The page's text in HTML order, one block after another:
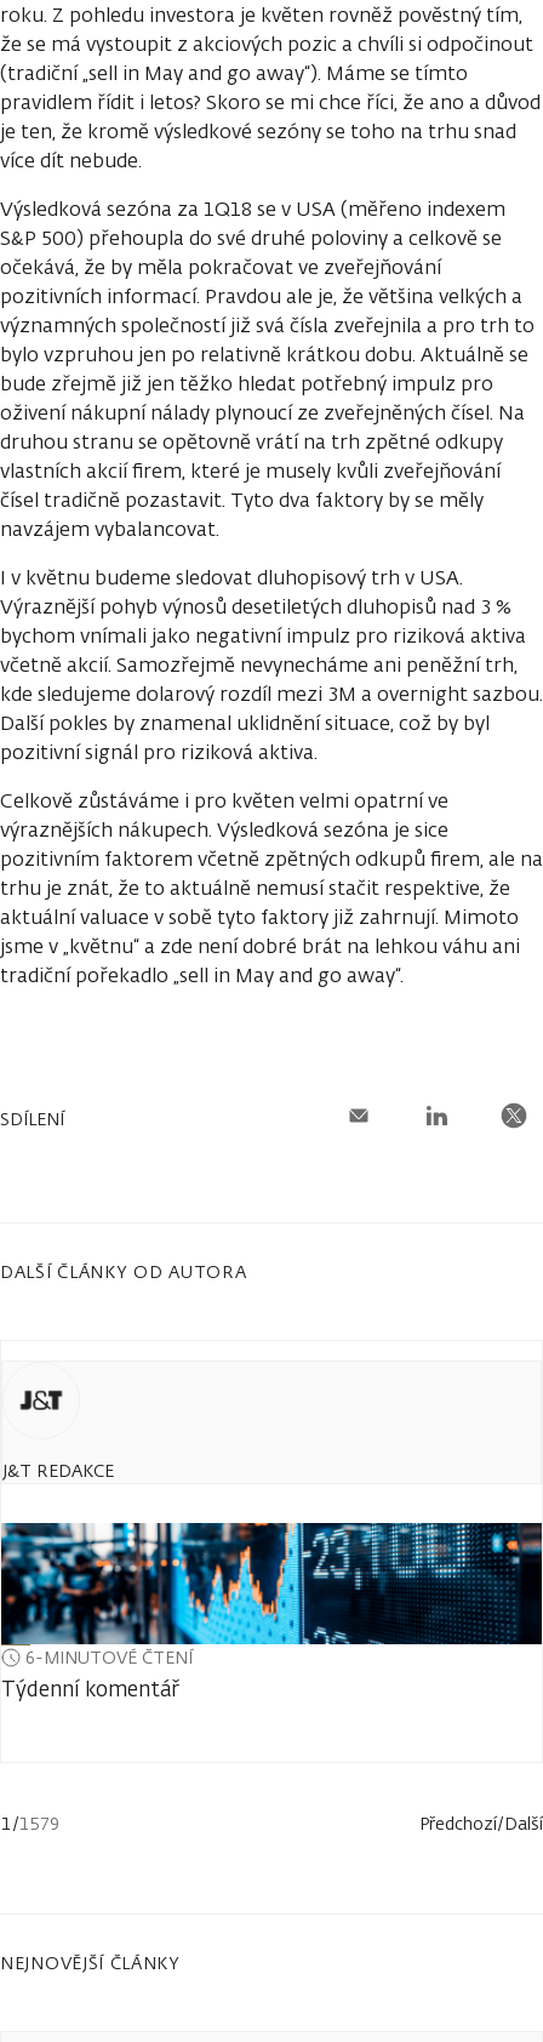
roku. Z pohledu investora je květen rovněž pověstný tím,
že se má vystoupit z akciových pozic a chvíli si odpočinout
(tradiční „sell in May and go away“). Máme se tímto
pravidlem řídit i letos? Skoro se mi chce říci, že ano a důvod
je ten, že kromě výsledkové sezóny se toho na trhu snad
více dít nebude.
Výsledková sezóna za 1Q18 se v USA (měřeno indexem
S&P 500) přehoupla do své druhé poloviny a celkově se
očekává, že by měla pokračovat ve zveřejňování
pozitivních informací. Pravdou ale je, že většina velkých a
významných společností již svá čísla zveřejnila a pro trh to
bylo vzpruhou jen po relativně krátkou dobu. Aktuálně se
bude zřejmě již jen těžko hledat potřebný impulz pro
oživení nákupní nálady plynoucí ze zveřejněných čísel. Na
druhou stranu se opětovně vrátí na trh zpětné odkupy
vlastních akcií firem, které je musely kvůli zveřejňování
čísel tradičně pozastavit. Tyto dva faktory by se měly
navzájem vybalancovat.
I v květnu budeme sledovat dluhopisový trh v USA.
Výraznější pohyb výnosů desetiletých dluhopisů nad 3 %
bychom vnímali jako negativní impulz pro riziková aktiva
včetně akcií. Samozřejmě nevynecháme ani peněžní trh,
kde sledujeme dolarový rozdíl mezi 3M a overnight sazbou.
Další pokles by znamenal uklidnění situace, což by byl
pozitivní signál pro riziková aktiva.
Celkově zůstáváme i pro květen velmi opatrní ve
výraznějších nákupech. Výsledková sezóna je sice
pozitivním faktorem včetně zpětných odkupů firem, ale na
trhu je znát, že to aktuálně nemusí stačit respektive, že
aktuální valuace v sobě tyto faktory již zahrnují. Mimoto
jsme v „květnu“ a zde není dobré brát na lehkou váhu ani
tradiční pořekadlo „sell in May and go away“.
SDÍLENÍ
DALŠÍ ČLÁNKY OD AUTORA
J&T REDAKCE
6-MINUTOVÉ ČTENÍ
Týdenní komentář
1/1579 Předchozí/Další
NEJNOVĚJŠÍ ČLÁNKY